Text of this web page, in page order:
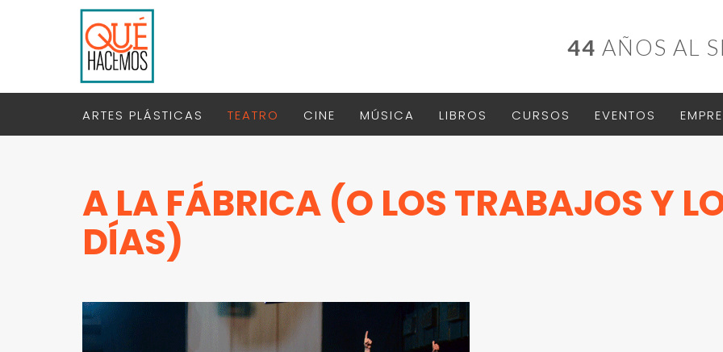
44 AÑOS AL
ARTES PLÁSTICAS TEATRO CINE MÚSICA LIBROS CURSOS EVENTOS
A LA FÁBRICA (O LOS TRABAJOS Y
DÍAS)